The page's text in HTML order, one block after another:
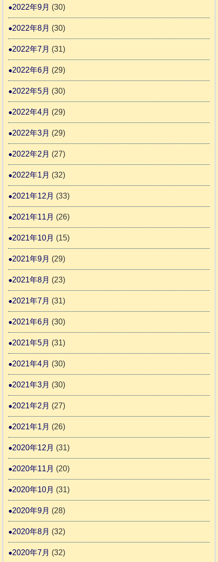
2022年9月 (30)
2022年8月 (30)
2022年7月 (31)
2022年6月 (29)
2022年5月 (30)
2022年4月 (29)
2022年3月 (29)
2022年2月 (27)
2022年1月 (32)
2021年12月 (33)
2021年11月 (26)
2021年10月 (15)
2021年9月 (29)
2021年8月 (23)
2021年7月 (31)
2021年6月 (30)
2021年5月 (31)
2021年4月 (30)
2021年3月 (30)
2021年2月 (27)
2021年1月 (26)
2020年12月 (31)
2020年11月 (20)
2020年10月 (31)
2020年9月 (28)
2020年8月 (32)
2020年7月 (32)